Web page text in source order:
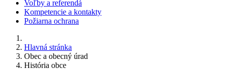
Voľby a referendá
Kompetencie a kontakty
Požiarna ochrana
Hlavná stránka
Obec a obecný úrad
História obce